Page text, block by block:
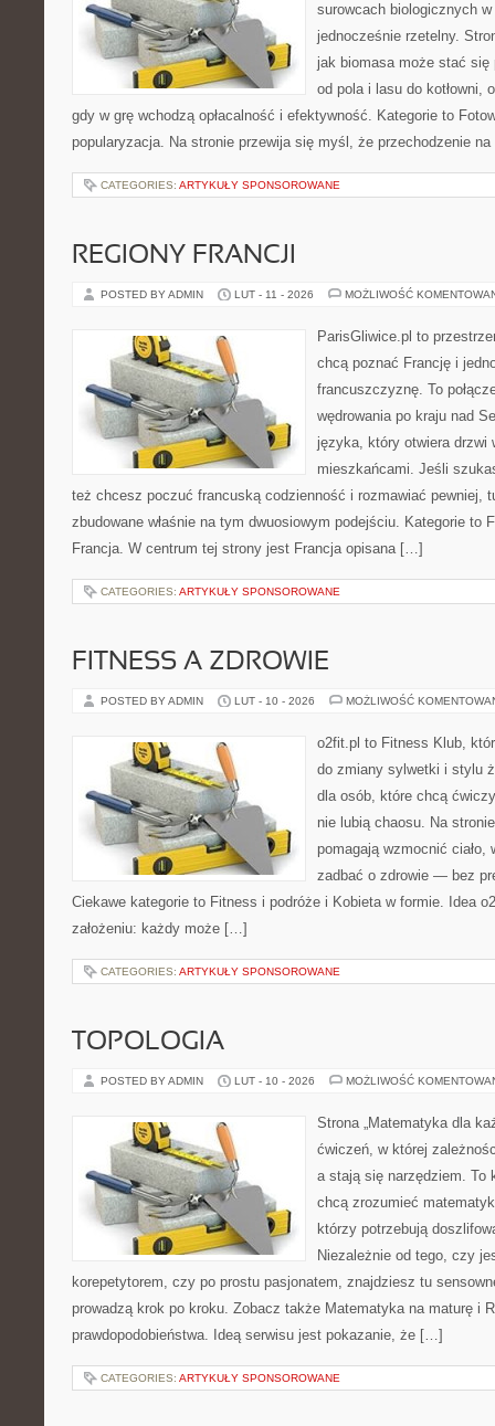
surowcach biologicznych
jednocześnie rzetelny.
jak biomasa może stać się
od pola i lasu do kotłowni,
gdy w grę wchodzą opłacalność i efektywność. Kategorie to
popularyzacja. Na stronie przewija się myśl, że przechodzenie
CATEGORIES: ARTYKUŁY SPONSOROWANE
REGIONY FRANCJI
POSTED BY ADMIN LUT - 11 - 2026 MOŻLIWOŚĆ
ParisGliwice.pl to
chcą poznać Francję i
francuszczyznę. To
wędrowania po kraju nad
języka, który otwiera drzwi
mieszkańcami. Jeśli
też chcesz poczuć francuską codzienność i rozmawiać pewniej,
zbudowane właśnie na tym dwuosiowym podejściu. Kategorie to
Francja. W centrum tej strony jest Francja opisana […]
CATEGORIES: ARTYKUŁY SPONSOROWANE
FITNESS A ZDROWIE
POSTED BY ADMIN LUT - 10 - 2026 MOŻLIWOŚĆ
o2fit.pl to Fitness Klub,
do zmiany sylwetki i stylu
dla osób, które chcą
nie lubią chaosu. Na
pomagają wzmocnić
zadbać o zdrowie — bez
Ciekawe kategorie to Fitness i podróże i Kobieta w formie. Idea
założeniu: każdy może […]
CATEGORIES: ARTYKUŁY SPONSOROWANE
TOPOLOGIA
POSTED BY ADMIN LUT - 10 - 2026 MOŻLIWOŚĆ
Strona „Matematyka dla
ćwiczeń, w której
a stają się narzędziem. To
chcą zrozumieć
którzy potrzebują
Niezależnie od tego, czy
korepetytorem, czy po prostu pasjonatem, znajdziesz tu
prowadzą krok po kroku. Zobacz także Matematyka na maturę i
prawdopodobieństwa. Ideą serwisu jest pokazanie, że […]
CATEGORIES: ARTYKUŁY SPONSOROWANE